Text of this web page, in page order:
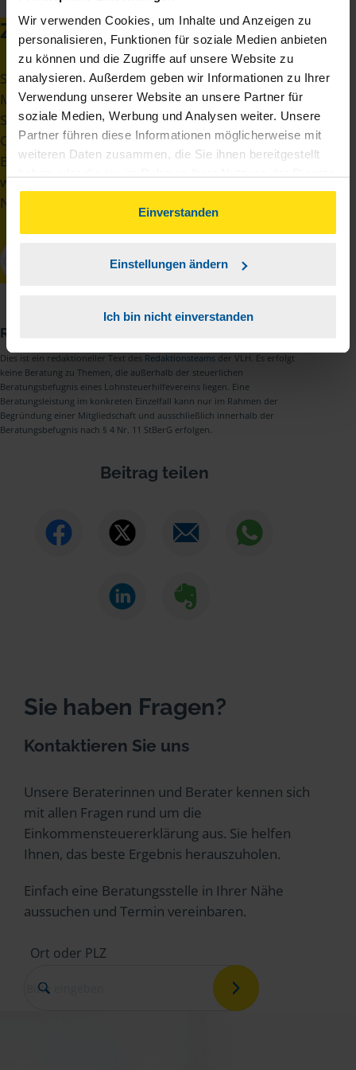
Wir verwenden Cookies, um Inhalte und Anzeigen zu
personalisieren, Funktionen für soziale Medien anbieten
zu können und die Zugriffe auf unsere Website zu
analysieren. Außerdem geben wir Informationen zu Ihrer
Verwendung unserer Website an unsere Partner für
soziale Medien, Werbung und Analysen weiter. Unsere
Partner führen diese Informationen möglicherweise mit
weiteren Daten zusammen, die Sie ihnen bereitgestellt
gesammelt haben. Indem Sie auf Einverstanden klicken,
können Sie der Verwendung von Cookies, gemäß
unserer
Einverstanden
Einstellungen ändern
Ich bin nicht einverstanden
Zu kompliziert?
Sie erfüllen die Voraussetzungen für die
Mobilitätsprämie, haben aber noch nie eine
Steuererklärung beim Finanzamt abgegeben?
Oder Ihnen ist das alles zu kompliziert? Unsere
Beraterinnen und Berater helfen Ihnen gerne
weiter. Finden Sie eine Beratungsstelle in Ihrer
Nähe:
Redaktion
Dies ist ein redaktioneller Text des Redaktionsteams der VLH. Es erfolgt
keine Beratung zu Themen, die außerhalb der steuerlichen
Beratungsbefugnis eines Lohnsteuerhilfevereins liegen. Eine
Beratungsleistung im konkreten Einzelfall kann nur im Rahmen der
Begründung einer Mitgliedschaft und ausschließlich innerhalb der
Beratungsbefugnis nach § 4 Nr. 11 StBerG erfolgen.
Beitrag teilen
Sie haben Fragen?
Kontaktieren Sie uns
Unsere Beraterinnen und Berater kennen sich
mit allen Fragen rund um die
Einkommensteuererklärung aus. Sie helfen
Ihnen, das beste Ergebnis herauszuholen.
Einfach eine Beratungsstelle in Ihrer Nähe
aussuchen und Termin vereinbaren.
Ort oder PLZ